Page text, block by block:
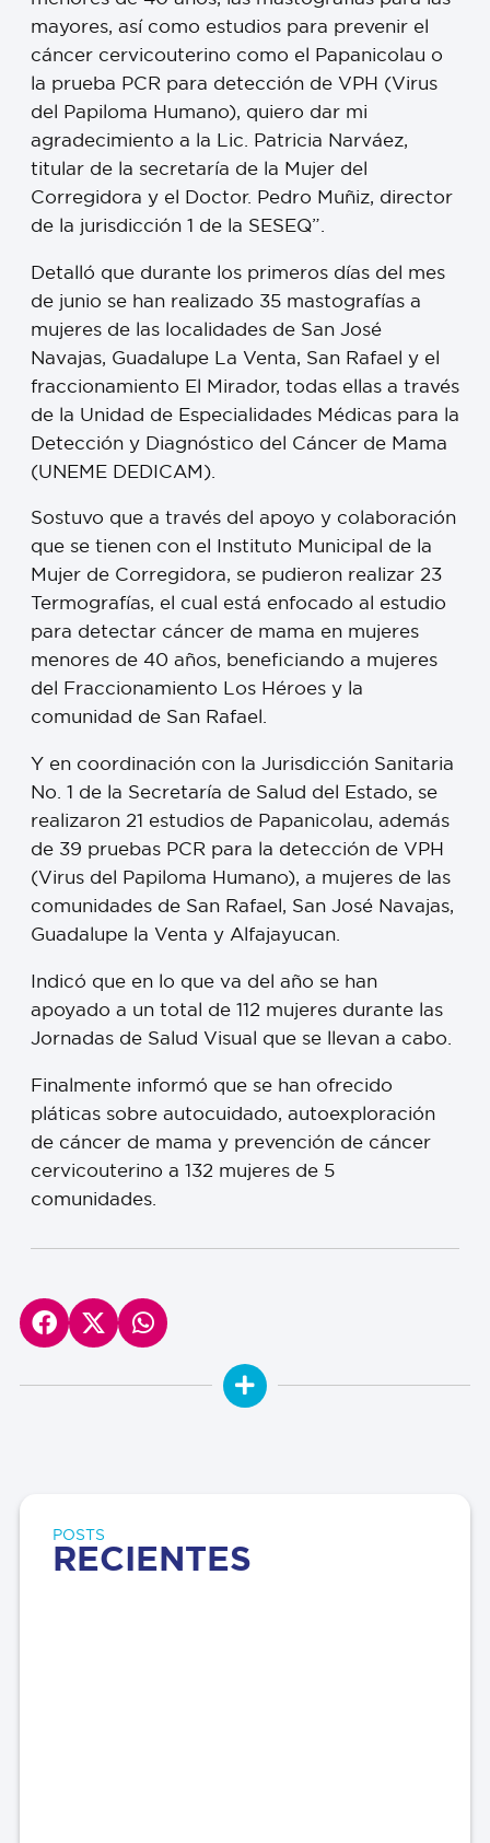
mayores, así como estudios para prevenir el
cáncer cervicouterino como el Papanicolau o
la prueba PCR para detección de VPH (Virus
del Papiloma Humano), quiero dar mi
agradecimiento a la Lic. Patricia Narváez,
titular de la secretaría de la Mujer del
Corregidora y el Doctor. Pedro Muñiz, director
de la jurisdicción 1 de la SESEQ”.
Detalló que durante los primeros días del mes
de junio se han realizado 35 mastografías a
mujeres de las localidades de San José
Navajas, Guadalupe La Venta, San Rafael y el
fraccionamiento El Mirador, todas ellas a través
de la Unidad de Especialidades Médicas para la
Detección y Diagnóstico del Cáncer de Mama
(UNEME DEDICAM).
Sostuvo que a través del apoyo y colaboración
que se tienen con el Instituto Municipal de la
Mujer de Corregidora, se pudieron realizar 23
Termografías, el cual está enfocado al estudio
para detectar cáncer de mama en mujeres
menores de 40 años, beneficiando a mujeres
del Fraccionamiento Los Héroes y la
comunidad de San Rafael.
Y en coordinación con la Jurisdicción Sanitaria
No. 1 de la Secretaría de Salud del Estado, se
realizaron 21 estudios de Papanicolau, además
de 39 pruebas PCR para la detección de VPH
(Virus del Papiloma Humano), a mujeres de las
comunidades de San Rafael, San José Navajas,
Guadalupe la Venta y Alfajayucan.
Indicó que en lo que va del año se han
apoyado a un total de 112 mujeres durante las
Jornadas de Salud Visual que se llevan a cabo.
Finalmente informó que se han ofrecido
pláticas sobre autocuidado, autoexploración
de cáncer de mama y prevención de cáncer
cervicouterino a 132 mujeres de 5
comunidades.
POSTS
RECIENTES